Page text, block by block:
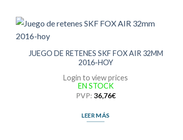
JUEGO DE RETENES SKF FOX AIR 32MM
2016-HOY
Login to view prices
EN STOCK
PVP: 36,76€
LEER MÁS